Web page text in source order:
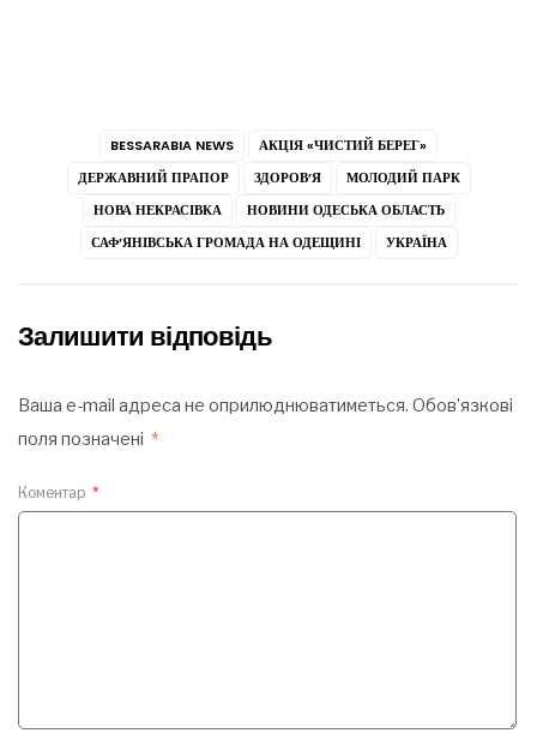
BESSARABIA NEWS
АКЦІЯ «ЧИСТИЙ БЕРЕГ»
ДЕРЖАВНИЙ ПРАПОР
ЗДОРОВ’Я
МОЛОДИЙ ПАРК
НОВА НЕКРАСІВКА
НОВИНИ ОДЕСЬКА ОБЛАСТЬ
САФ’ЯНІВСЬКА ГРОМАДА НА ОДЕЩИНІ
УКРАЇНА
Залишити відповідь
Ваша e-mail адреса не оприлюднюватиметься. Обов’язкові
поля позначені *
Коментар *